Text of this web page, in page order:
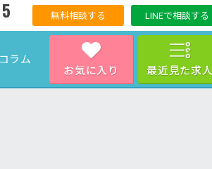
お気に入り 最近見た求人
無料相談する LINEで相談する
コラム